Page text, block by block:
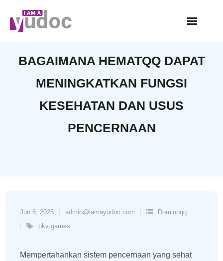
content
BAGAIMANA HEMATQQ DAPAT
MENINGKATKAN FUNGSI
KESEHATAN DAN USUS
PENCERNAAN
Jun 6, 2025 admin@iamayudoc.com
Dominoqq
pkv games
Mempertahankan sistem pencernaan yang sehat